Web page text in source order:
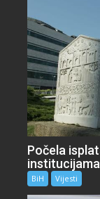
Počela
BiH Vijesti